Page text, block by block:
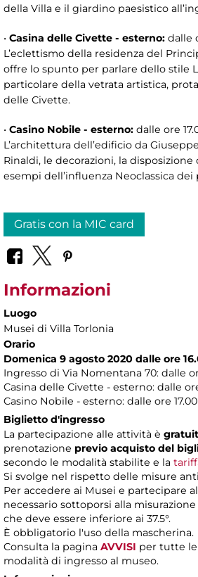
della Villa e il giardino paesistico
• Casina delle Civette - esterno: dalle
L’eclettismo della residenza del
offre lo spunto per parlare dello stile
particolare della vetrata artistica,
delle Civette.
• Casino Nobile - esterno: dalle ore
L’architettura dell’edificio da
Rinaldi, le decorazioni, la
esempi dell’influenza Neoclassica
Gratis con la MIC card
Informazioni
Luogo
Musei di Villa Torlonia
Orario
Domenica 9 agosto 2020 dalle ore
Ingresso di Via Nomentana 70: dalle
Casina delle Civette - esterno: dalle
Casino Nobile - esterno: dalle ore
Biglietto d'ingresso
La partecipazione alle attività è
prenotazione previo acquisto del
secondo le modalità stabilite e la
Si svolge nel rispetto delle misure anti
Per accedere ai Musei e partecipare
necessario sottoporsi alla
che deve essere inferiore ai 37.5°.
È obbligatorio l'uso della mascherina.
Consulta la pagina AVVISI per tutte
modalità di ingresso al museo.